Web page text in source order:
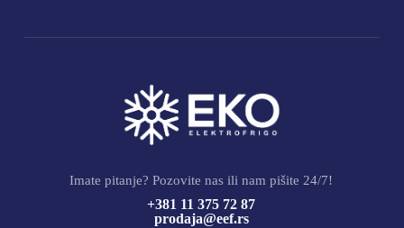
Imate pitanje? Pozovite nas ili nam pišite 24/7!
+381 11 375 72 87
prodaja@eef.rs